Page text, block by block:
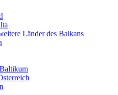
Länder des Balkans